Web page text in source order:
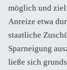
möglich und
Anreize etwa
staatliche
Sparneigung
ließe sich